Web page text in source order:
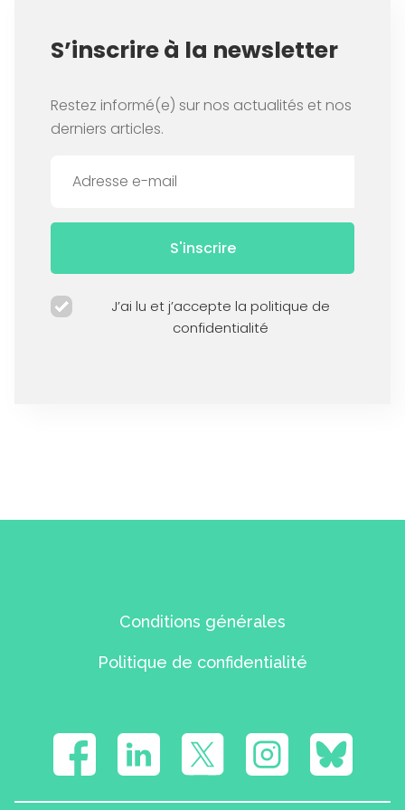
S’inscrire à la newsletter
Restez informé(e) sur nos actualités et nos
derniers articles.
S'inscrire
J’ai lu et j’accepte la politique de
confidentialité
Conditions générales
Politique de confidentialité